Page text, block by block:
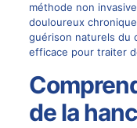
méthode non
douloureux
guérison naturels du
efficace pour traiter
de la